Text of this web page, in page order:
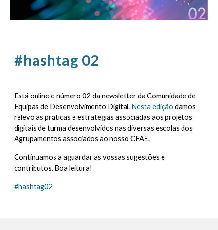
#hashtag 02
Está online o número 02 da newsletter da Comunidade de
Equipas de Desenvolvimento Digital. Nesta edição damos
relevo às práticas e estratégias associadas aos projetos
digitais de turma desenvolvidos nas diversas escolas dos
Agrupamentos associados ao nosso CFAE.
Continuamos a aguardar as vossas sugestões e
contributos. Boa leitura!
#hashtag02